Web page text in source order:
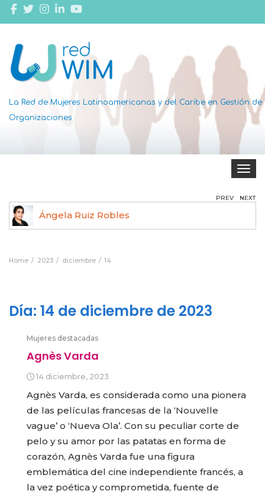
La Red de Mujeres Latinoamericanas y del Caribe en Gestión de
Organizaciones
Toggle
Ángela Ruiz Robles
PREV NEXT
Home 2023 diciembre 14
Día: 14 de diciembre de 2023
Mujeres destacadas
Agnès Varda
14 diciembre, 2023
Agnès Varda, es considerada como una pionera
de las películas francesas de la ‘Nouvelle
vague’ o ‘Nueva Ola’. Con su peculiar corte de
pelo y su amor por las patatas en forma de
corazón, Agnès Varda fue una figura
emblemática del cine independiente francés, a
la vez poética y comprometida, fuente de